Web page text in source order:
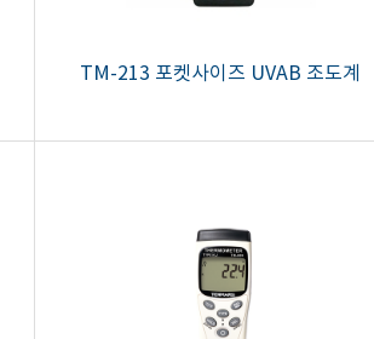
TM-213 포켓사이즈 UVAB 조도계